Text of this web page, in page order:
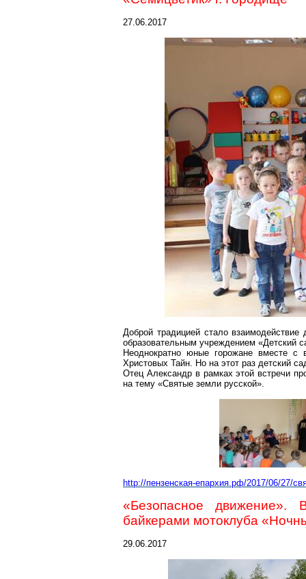
27.06.2017
Доброй традицией стало
образовательным учреждением «Детский
Неоднократно юные горожане вместе с
Христовых Тайн. Но на этот раз детский
Отец Александр в рамках этой встречи
на тему «Святые земли русской».
http://пензенская-епархия.рф/2017/06/27/
«Безопасное
байкерами мотоклуба
29.06.2017